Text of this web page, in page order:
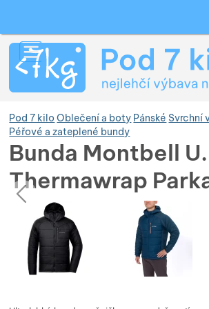
Pod 7 kilo Oblečení a boty Pánské Svrchní
Péřové a zateplené bundy
Bunda Montbell
Thermawrap
Fotografie
Fotografie
Zobrazit více
Zobrazit více
Zobrazit více
Zobrazit více
Zobrazit více